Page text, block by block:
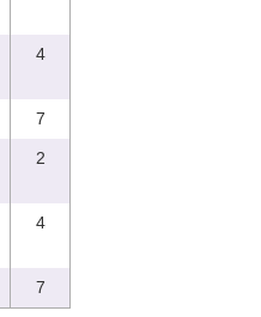
4
7
2
4
7